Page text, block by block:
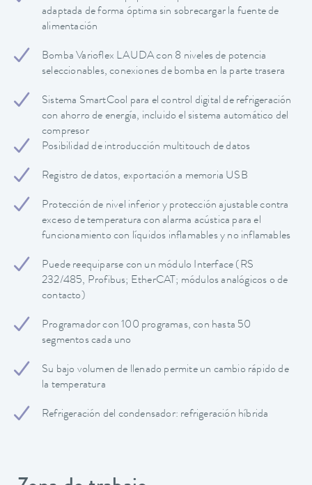
adaptada de forma óptima sin sobrecargar la fuente de
alimentación
Bomba Varioflex LAUDA con 8 niveles de potencia
seleccionables, conexiones de bomba en la parte trasera
Sistema SmartCool para el control digital de refrigeración
con ahorro de energía, incluido el sistema automático del
compresor
Posibilidad de introducción multitouch de datos
Registro de datos, exportación a memoria USB
Protección de nivel inferior y protección ajustable contra
exceso de temperatura con alarma acústica para el
funcionamiento con líquidos inflamables y no inflamables
Puede reequiparse con un módulo Interface (RS
232/485, Profibus; EtherCAT; módulos analógicos o de
contacto)
Programador con 100 programas, con hasta 50
segmentos cada uno
Su bajo volumen de llenado permite un cambio rápido de
la temperatura
Refrigeración del condensador: refrigeración híbrida